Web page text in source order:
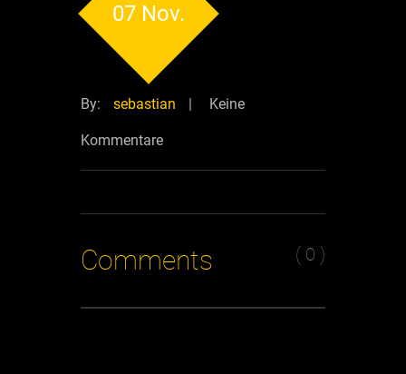
07 Nov.
By: sebastian | Keine
Kommentare
Comments ( 0 )